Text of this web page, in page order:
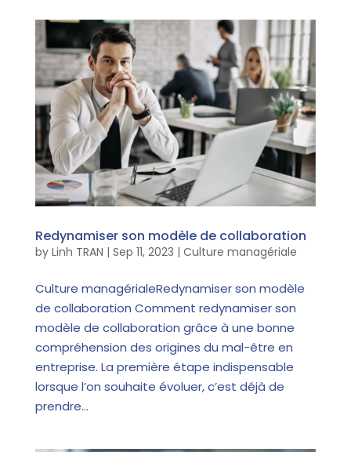
Redynamiser son modèle de collaboration
by Linh TRAN | Sep 11, 2023 | Culture managériale
Culture managérialeRedynamiser son modèle
de collaboration Comment redynamiser son
modèle de collaboration grâce à une bonne
compréhension des origines du mal-être en
entreprise. La première étape indispensable
lorsque l’on souhaite évoluer, c’est déjà de
prendre...